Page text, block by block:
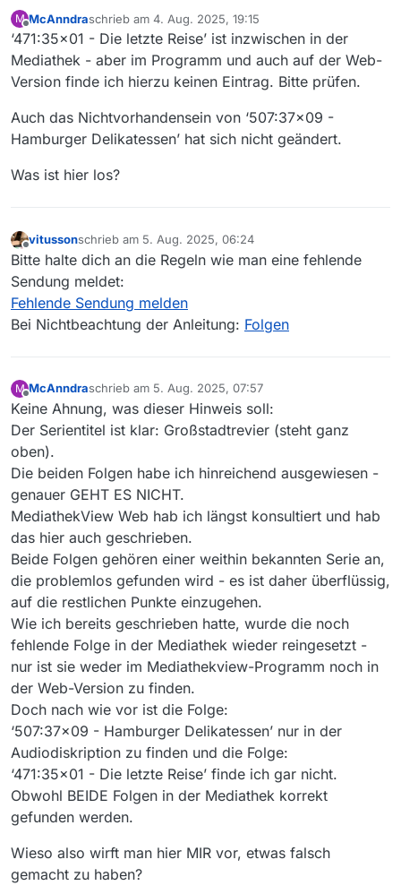
M
Offline
McAnndraschrieb am 4. Aug. 2025, 19:15
zuletzt editiert von
‘471:35x01 - Die letzte Reise’ ist inzwischen in der
Mediathek - aber im Programm und auch auf der Web-
Version finde ich hierzu keinen Eintrag. Bitte prüfen.
Auch das Nichtvorhandensein von ‘507:37x09 -
Hamburger Delikatessen’ hat sich nicht geändert.
Was ist hier los?
Offline
vitussonschrieb am 5. Aug. 2025, 06:24
zuletzt editiert von
Bitte halte dich an die Regeln wie man eine fehlende
Sendung meldet:
Fehlende Sendung melden
Bei Nichtbeachtung der Anleitung: Folgen
M
Offline
McAnndraschrieb am 5. Aug. 2025, 07:57
zuletzt editiert von
Keine Ahnung, was dieser Hinweis soll:
Der Serientitel ist klar: Großstadtrevier (steht ganz
oben).
Die beiden Folgen habe ich hinreichend ausgewiesen -
genauer GEHT ES NICHT.
MediathekView Web hab ich längst konsultiert und hab
das hier auch geschrieben.
Beide Folgen gehören einer weithin bekannten Serie an,
die problemlos gefunden wird - es ist daher überflüssig,
auf die restlichen Punkte einzugehen.
Wie ich bereits geschrieben hatte, wurde die noch
fehlende Folge in der Mediathek wieder reingesetzt -
nur ist sie weder im Mediathekview-Programm noch in
der Web-Version zu finden.
Doch nach wie vor ist die Folge:
‘507:37x09 - Hamburger Delikatessen’ nur in der
Audiodiskription zu finden und die Folge:
‘471:35x01 - Die letzte Reise’ finde ich gar nicht.
Obwohl BEIDE Folgen in der Mediathek korrekt
gefunden werden.
Wieso also wirft man hier MIR vor, etwas falsch
gemacht zu haben?